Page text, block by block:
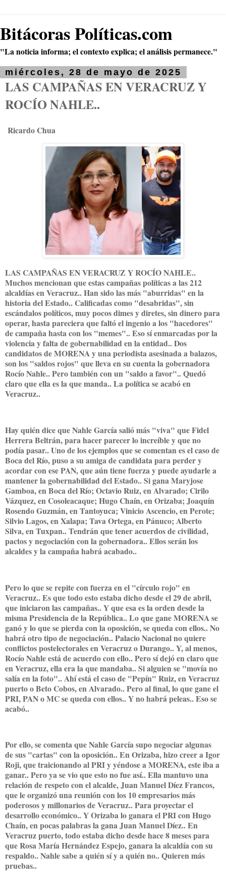
Bitácoras Políticas.com
"La noticia informa; el contexto explica; el análisis permanece."
miércoles, 28 de mayo de 2025
LAS CAMPAÑAS EN VERACRUZ Y
ROCÍO NAHLE..
Ricardo Chua
LAS CAMPAÑAS EN VERACRUZ Y ROCÍO NAHLE..
Muchos mencionan que estas campañas políticas a las 212
alcaldías en Veracruz.. Han sido las más "aburridas" en la
historia del Estado.. Calificadas como "desabridas", sin
escándalos políticos, muy pocos dimes y diretes, sin dinero para
operar, hasta pareciera que faltó el ingenio a los "hacedores"
de campaña hasta con los "memes".. Eso sí enmarcadas por la
violencia y falta de gobernabilidad en la entidad.. Dos
candidatos de MORENA y una periodista asesinada a balazos,
son los "saldos rojos" que lleva en su cuenta la gobernadora
Rocío Nahle.. Pero también con un "saldo a favor".. Quedó
claro que ella es la que manda.. La política se acabó en
Veracruz..
Hay quién dice que Nahle García salió más "viva" que Fidel
Herrera Beltrán, para hacer parecer lo increíble y que no
podía pasar.. Uno de los ejemplos que se comentan es el caso de
Boca del Río, puso a su amiga de candidata para perder y
acordar con ese PAN, que aún tiene fuerza y puede ayudarle a
mantener la gobernabilidad del Estado.. Si gana Maryjose
Gamboa, en Boca del Río; Octavio Ruiz, en Alvarado; Cirilo
Vázquez, en Cosoleacaque; Hugo Chaín, en Orizaba; Joaquín
Rosendo Guzmán, en Tantoyuca; Vinicio Ascencio, en Perote;
Silvio Lagos, en Xalapa; Tava Ortega, en Pánuco; Alberto
Silva, en Tuxpan.. Tendrán que tener acuerdos de civilidad,
pactos y negociación con la gobernadora.. Ellos serán los
alcaldes y la campaña habrá acabado..
Pero lo que se repite con fuerza en el "círculo rojo" en
Veracruz.. Es que todo esto estaba dicho desde el 29 de abril,
que iniciaron las campañas.. Y que esa es la orden desde la
misma Presidencia de la República.. Lo que gane MORENA se
ganó y lo que se pierda con la oposición, se queda con ellos.. No
habrá otro tipo de negociación.. Palacio Nacional no quiere
conflictos postelectorales en Veracruz o Durango.. Y, al menos,
Rocío Nahle está de acuerdo con ello.. Pero sí dejó en claro que
en Veracruz, ella era la que mandaba.. Si alguien se "movía no
salía en la foto".. Ahí está el caso de "Pepín" Ruiz, en Veracruz
puerto o Beto Cobos, en Alvarado.. Pero al final, lo que gane el
PRI, PAN o MC se queda con ellos.. Y no habrá peleas.. Eso se
acabó..
Por ello, se comenta que Nahle García supo negociar algunas
de sus "cartas" con la oposición.. En Orizaba, hizo creer a Igor
Roji, que traicionando al PRI y yéndose a MORENA, este iba a
ganar.. Pero ya se vio que esto no fue así.. Ella mantuvo una
relación de respeto con el alcalde, Juan Manuel Díez Francos,
que le organizó una reunión con los 10 empresarios más
poderosos y millonarios de Veracruz.. Para proyectar el
desarrollo económico.. Y Orizaba lo ganara el PRI con Hugo
Chaín, en pocas palabras la gana Juan Manuel Díez.. En
Veracruz puerto, todo estaba dicho desde hace 8 meses para
que Rosa María Hernández Espejo, ganara la alcaldía con su
respaldo.. Nahle sabe a quién sí y a quién no.. Quieren más
pruebas..